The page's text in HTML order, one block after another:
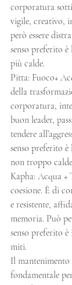
corporatura
vigile, creativo,
però essere
senso preferito è
più calde.
Pitta: Fuoco+
della
corporatura,
buon leader,
tendere
senso preferito
non troppo
Kapha: Acqua +
coesione. È di
e resistente,
memoria. Può
senso preferito
miti.
Il mantenimento
fondamentale